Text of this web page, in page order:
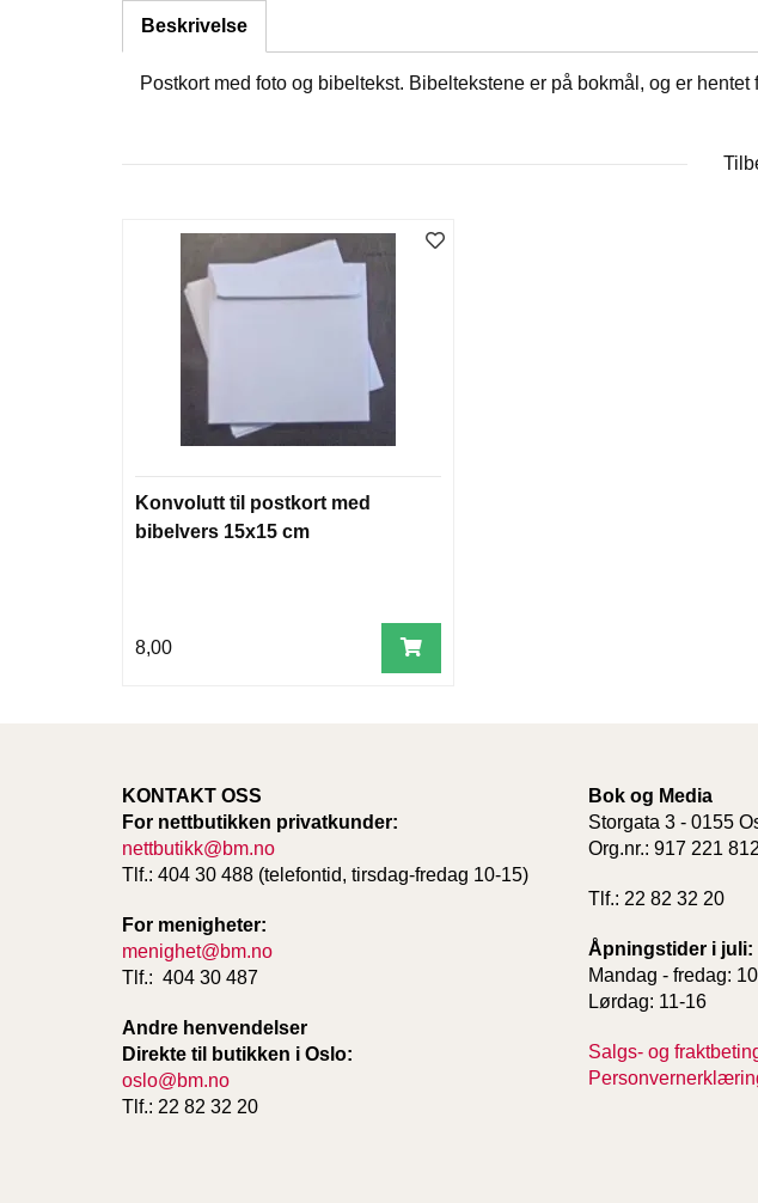
Beskrivelse
Postkort med foto og bibeltekst. Bibeltekstene er på bokmål, og er
Konvolutt til postkort med
bibelvers 15x15 cm
8,00
KONTAKT OSS
For nettbutikken privatkunder:
nettbutikk@bm.no
Tlf.: 404 30 488 (telefontid, tirsdag-fredag 10-15)
For menigheter:
menighet@bm.no
Tlf.: 404 30 487
Andre henvendelser
Direkte til butikken i Oslo:
oslo@bm.no
Tlf.: 22 82 32 20
Bok og Media
Storgata 3 - 0155
Org.nr.: 917 221 812
Tlf.: 22 82 32 20
Åpningstider i juli:
Mandag - fredag:
Lørdag: 11-16
Salgs- og